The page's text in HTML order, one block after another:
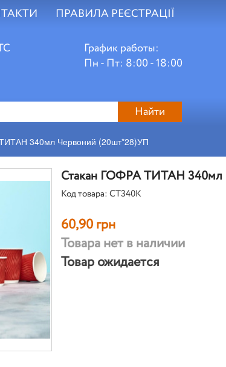
ПРАВИЛА РЕЄСТРАЦІЇ
График работы:
Пн - Пт: 8:00 - 18:00
Найти
340мл Червоний (20шт*28)УП
Стакан ГОФРА ТИТАН 340мл
Код товара: СТ340К
60,90 грн
Товара нет в наличии
Товар ожидается